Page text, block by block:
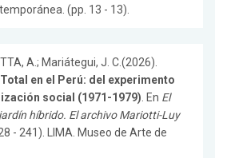
(pp. 13 - 13).
A.; Mariátegui, J. C.(2026).
en el Perú: del experimento
social (1971-1979). En El
híbrido. El archivo Mariotti-Luy
- 241). LIMA. Museo de Arte de